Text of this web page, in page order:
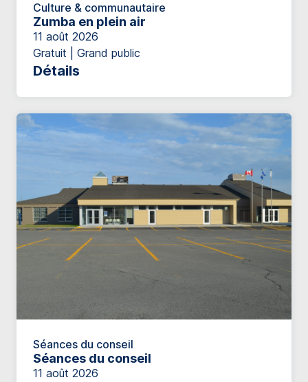
Culture & communautaire
Zumba en plein air
11 août 2026
Gratuit | Grand public
Détails
Séances du conseil
Séances du conseil
11 août 2026